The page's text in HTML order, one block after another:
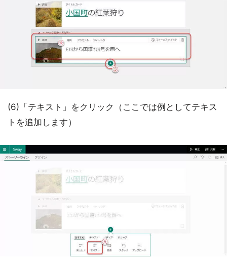
(6)「テキスト」をクリック（ここでは例としてテキス
トを追加します）